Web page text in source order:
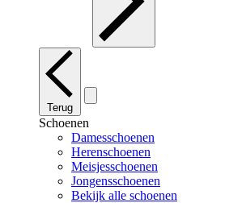
Terug
Schoenen
Damesschoenen
Herenschoenen
Meisjesschoenen
Jongensschoenen
Bekijk alle schoenen